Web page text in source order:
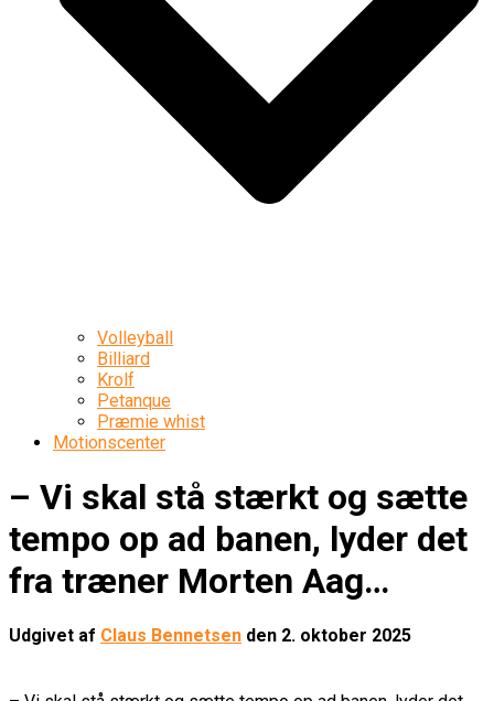
Volleyball
Billiard
Krolf
Petanque
Præmie whist
Motionscenter
– Vi skal stå stærkt og sætte
tempo op ad banen, lyder det
fra træner Morten Aag…
Udgivet af Claus Bennetsen den 2. oktober 2025